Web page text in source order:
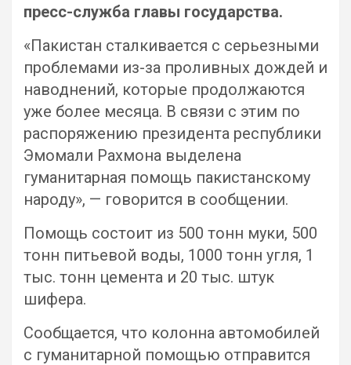
пресс-служба главы государства.
«Пакистан сталкивается с серьезными
проблемами из-за проливных дождей и
наводнений, которые продолжаются
уже более месяца. В связи с этим по
распоряжению президента республики
Эмомали Рахмона выделена
гуманитарная помощь пакистанскому
народу», — говорится в сообщении.
Помощь состоит из 500 тонн муки, 500
тонн питьевой воды, 1000 тонн угля, 1
тыс. тонн цемента и 20 тыс. штук
шифера.
Сообщается, что колонна автомобилей
с гуманитарной помощью отправится